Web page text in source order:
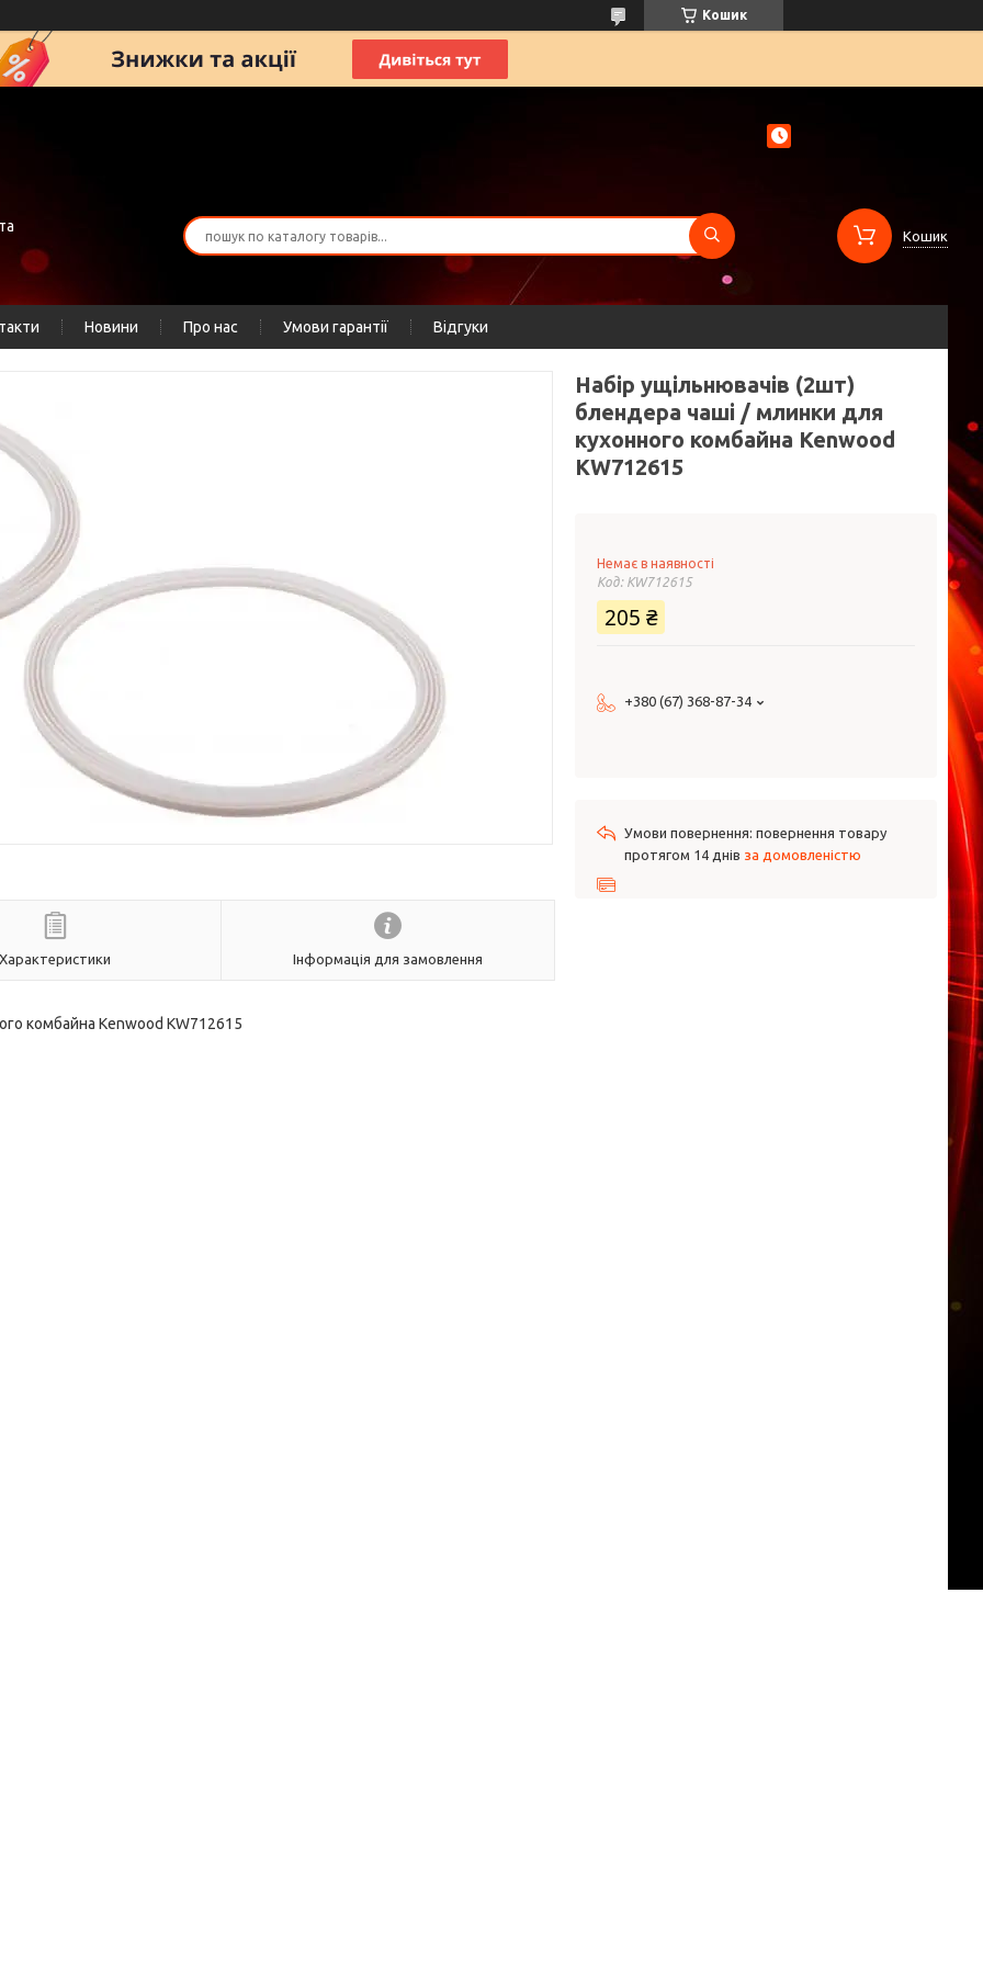
Кошик
Кошик
Новини Про нас Умови гарантії Відгуки
Характеристики Інформація для замовлення
комбайна Kenwood KW712615
Набір ущільнювачів (2шт)
блендера чаші / млинки для
кухонного комбайна Kenwood
KW712615
Немає в наявності
Код: KW712615
205 ₴
+380 (67) 368-87-34
повернення товару
протягом 14 днів за домовленістю